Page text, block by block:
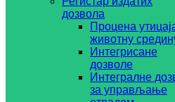
дозвола
Процена
животну
Интегрисане
дозволе
Интегралне
за управљање